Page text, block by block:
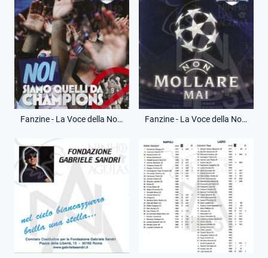
Fanzine - La Voce della Nord - 2 Maggio 2012 - Lazio-Siena Fanzine - La Voce della Nord - 13 Maggio 2012 - Lazio-Inter